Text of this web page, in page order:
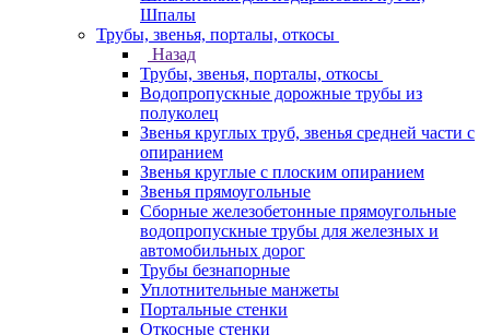
Шпалы
Трубы, звенья, порталы, откосы
Назад
Трубы, звенья, порталы, откосы
Водопропускные дорожные трубы из
полуколец
Звенья круглых труб, звенья средней части с
опиранием
Звенья круглые с плоским опиранием
Звенья прямоугольные
Сборные железобетонные прямоугольные
водопропускные трубы для железных и
автомобильных дорог
Трубы безнапорные
Уплотнительные манжеты
Портальные стенки
Откосные стенки